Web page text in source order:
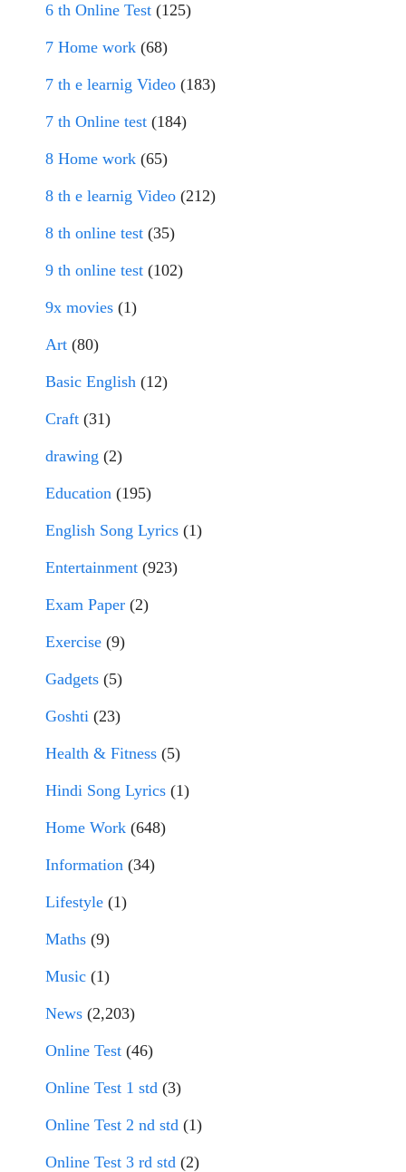
6 th Online Test (125)
7 Home work (68)
7 th e learnig Video (183)
7 th Online test (184)
8 Home work (65)
8 th e learnig Video (212)
8 th online test (35)
9 th online test (102)
9x movies (1)
Art (80)
Basic English (12)
Craft (31)
drawing (2)
Education (195)
English Song Lyrics (1)
Entertainment (923)
Exam Paper (2)
Exercise (9)
Gadgets (5)
Goshti (23)
Health & Fitness (5)
Hindi Song Lyrics (1)
Home Work (648)
Information (34)
Lifestyle (1)
Maths (9)
Music (1)
News (2,203)
Online Test (46)
Online Test 1 std (3)
Online Test 2 nd std (1)
Online Test 3 rd std (2)